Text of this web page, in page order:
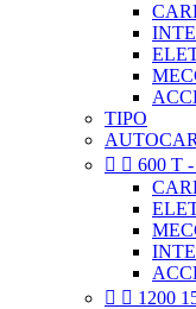
TIPO
  600 T
  1200